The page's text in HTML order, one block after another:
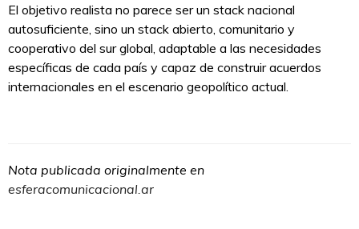
El objetivo realista no parece ser un stack nacional
autosuficiente, sino un stack abierto, comunitario y
cooperativo del sur global, adaptable a las necesidades
específicas de cada país y capaz de construir acuerdos
internacionales en el escenario geopolítico actual.
Nota publicada originalmente en
esferacomunicacional.ar